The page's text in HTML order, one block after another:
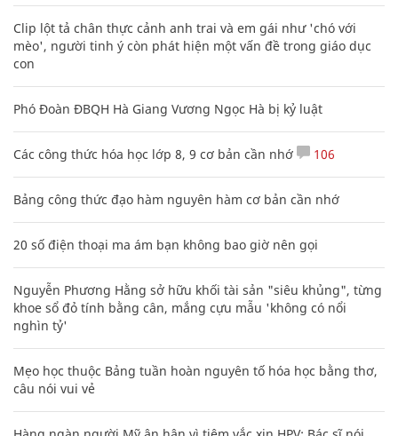
Clip lột tả chân thực cảnh anh trai và em gái như 'chó với
mèo', người tinh ý còn phát hiện một vấn đề trong giáo dục
con
Phó Đoàn ĐBQH Hà Giang Vương Ngọc Hà bị kỷ luật
Các công thức hóa học lớp 8, 9 cơ bản cần nhớ 106
Bảng công thức đạo hàm nguyên hàm cơ bản cần nhớ
20 số điện thoại ma ám bạn không bao giờ nên gọi
Nguyễn Phương Hằng sở hữu khối tài sản "siêu khủng", từng
khoe sổ đỏ tính bằng cân, mắng cựu mẫu 'không có nổi
nghìn tỷ'
Mẹo học thuộc Bảng tuần hoàn nguyên tố hóa học bằng thơ,
câu nói vui vẻ